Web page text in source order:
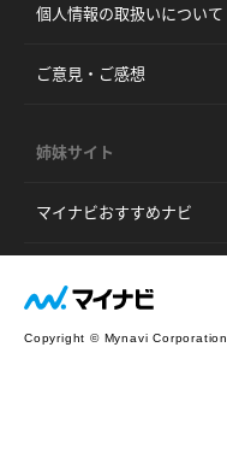
個人情報の取扱いについて
ご意見・ご感想
姉妹サイト
マイナビおすすめナビ
Copyright © Mynavi Corporation